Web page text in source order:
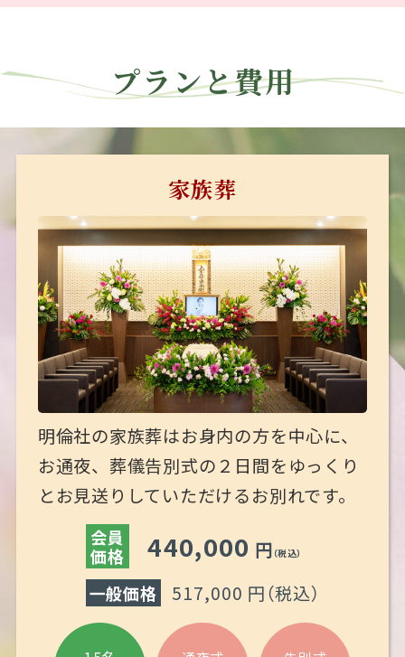
プランと費用
家族葬
明倫社の家族葬はお身内の方を中心に、
お通夜、葬儀告別式の２日間をゆっくり
とお見送りしていただけるお別れです。
会員
価格
440,000 円 （税込）
一般価格 517,000 円（税込）